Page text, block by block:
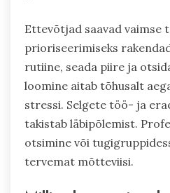
Millised on
sammud, mida
saavad astuda
prioriseerimiseks?
Ettevõtjad saavad vaimse